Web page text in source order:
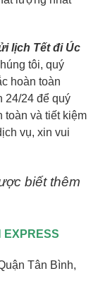
lịch Tết đi Úc
tôi, quý
hoàn toàn
24/24 để quý
toàn và tiết kiệm
vụ, xin vui
biết thêm
EXPRESS
Tân Bình,